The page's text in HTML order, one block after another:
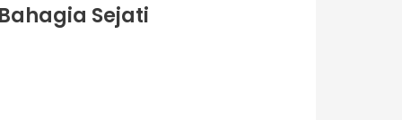
Sejati